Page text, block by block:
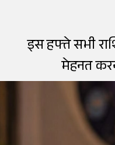
इस हफ्ते सभी
मेहनत